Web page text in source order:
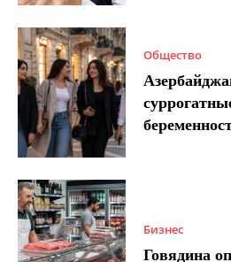
Общество
Бизнес
Говядина